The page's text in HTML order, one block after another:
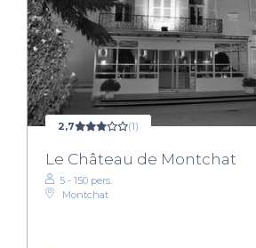
2,7 (1)
Le Château de Montchat
5 - 150 pers.
Montchat